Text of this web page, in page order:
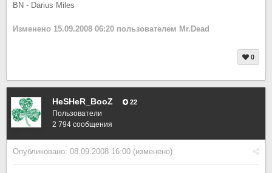
BN - Darius Miles
Изменено 15.09.2008 06:20 пользователем Mr.Dead
0
HeSHeR_BooZ 22
Пользователи
2 794 сообщения
Опубликовано: 08.09.2008 16:00 (изменено)